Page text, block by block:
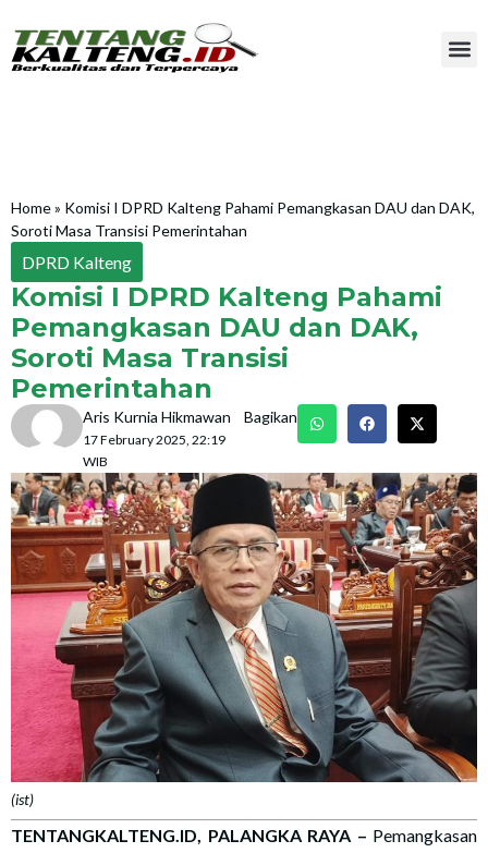
Home» Komisi I DPRD Kalteng Pahami Pemangkasan DAU dan DAK,
Soroti Masa Transisi Pemerintahan
DPRD Kalteng
Komisi I DPRD Kalteng Pahami
Pemangkasan DAU dan DAK,
Soroti Masa Transisi
Pemerintahan
Aris Kurnia Hikmawan
17 February 2025, 22:19
WIB
Bagikan
(ist)
TENTANGKALTENG.ID, PALANGKA RAYA – Pemangkasan